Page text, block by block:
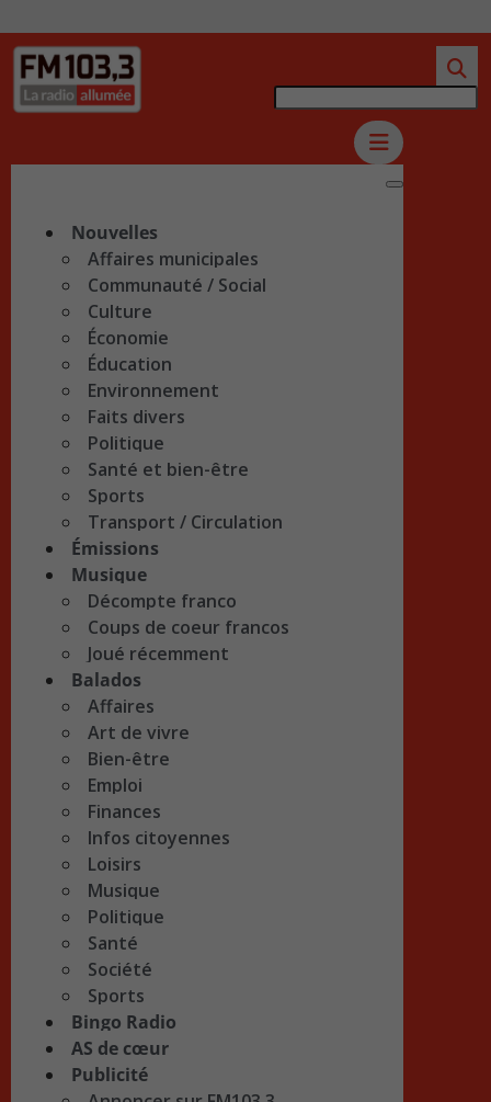
Nouvelles
Affaires municipales
Communauté / Social
Culture
Économie
Éducation
Environnement
Faits divers
Politique
Santé et bien-être
Sports
Transport / Circulation
Émissions
Musique
Décompte franco
Coups de coeur francos
Joué récemment
Balados
Affaires
Art de vivre
Bien-être
Emploi
Finances
Infos citoyennes
Loisirs
Musique
Politique
Santé
Société
Sports
Bingo Radio
AS de cœur
Publicité